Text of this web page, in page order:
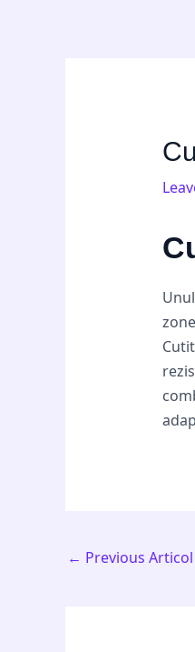
← Previous Articol